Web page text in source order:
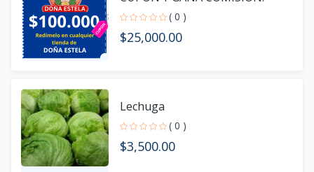
( 0 )
$25,000.00
Lechuga
( 0 )
$3,500.00